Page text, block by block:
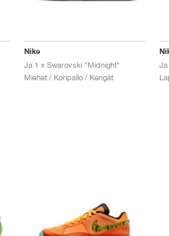
Nike
Ja 1 x Swarovski "Midnight"
Miehet / Koripallo / Kengät
Ja